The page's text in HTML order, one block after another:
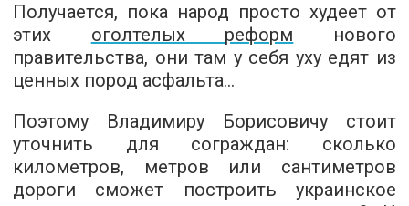
Получается, пока народ просто худеет от
этих оголтелых реформ нового
правительства, они там у себя уху едят из
ценных пород асфальта…
Поэтому Владимиру Борисовичу стоит
уточнить для сограждан: сколько
километров, метров или сантиметров
дороги сможет построить украинское